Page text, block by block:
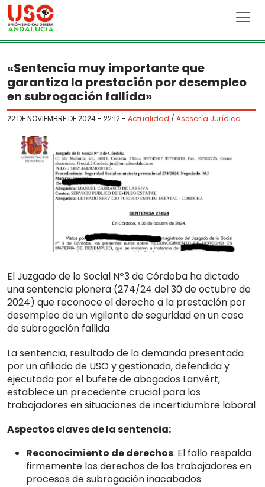
Skip to main content
«Sentencia muy importante que
garantiza la prestación por desempleo
en subrogación fallida»
22 DE NOVIEMBRE DE 2024 - 22:12- Actualidad / Asesoría Jurídica
El Juzgado de lo Social Nº3 de Córdoba ha dictado
una sentencia pionera (274/24 del 30 de octubre de
2024) que reconoce el derecho a la prestación por
desempleo de un vigilante de seguridad en un caso
de subrogación fallida
La sentencia, resultado de la demanda presentada
por un afiliado de USO y gestionada, defendida y
ejecutada por el bufete de abogados Lanvért,
establece un precedente crucial para los
trabajadores en situaciones de incertidumbre laboral
Aspectos claves de la sentencia:
Reconocimiento de derechos: El fallo respalda
firmemente los derechos de los trabajadores en
procesos de subrogación inacabados